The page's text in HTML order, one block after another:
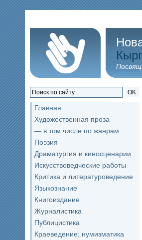
OK
Главная
Художественная проза
— в том числе по жанрам
Поэзия
Драматургия и киносценарии
Искусствоведческие работы
Критика и литературоведение
Языкознание
Книгоиздание
Журналистика
Публицистика
Краеведение; нумизматика